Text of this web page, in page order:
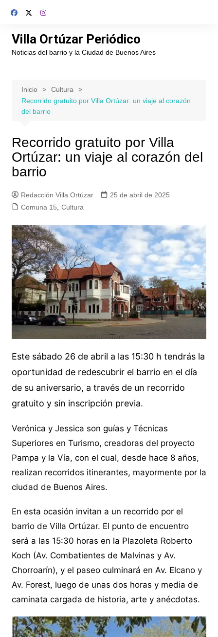
Villa Ortúzar Periódico
Noticias del barrio y la Ciudad de Buenos Aires
Inicio
Cultura
Recorrido gratuito por Villa Ortúzar: un viaje al corazón
del barrio
Recorrido gratuito por Villa
Ortúzar: un viaje al corazón del
barrio
Redacción Villa Ortúzar
25 de abril de 2025
Comuna 15
Cultura
Este sábado 26 de abril a las 15:30 h tendrás la
oportunidad de redescubrir el barrio en el día
de su aniversario, a través de un recorrido
gratuito y sin inscripción previa.
Verónica y Jessica son guías y Técnicas
Superiores en Turismo, creadoras del proyecto
Pampa y la Vía, con el cual, desde hace 8 años,
realizan recorridos itinerantes, mayormente por la
ciudad de Buenos Aires.
En esta ocasión invitan a un recorrido por el
barrio de Villa Ortúzar. El punto de encuentro
será a las 15:30 horas en la Plazoleta Roberto
Koch (Av. Combatientes de Malvinas y Av.
Chorroarín), y el paseo culminará en Av. Elcano y
Av. Forest, luego de unas dos horas y media de
caminata cargada de historia, arte y anécdotas.